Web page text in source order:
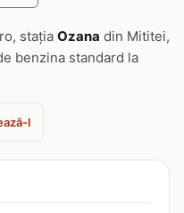
stația Ozana din Mititei,
benzina standard la
l